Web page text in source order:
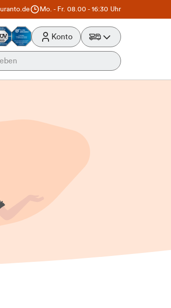
Mo. - Fr. 08.00 - 16:30 Uhr
Konto